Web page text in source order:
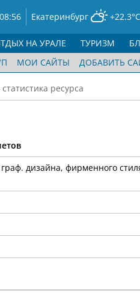
08:56 Екатеринбург +22.3°C
НА УРАЛЕ ТУРИЗМ
МОИ САЙТЫ ДОБАВИТЬ
ресурса
дизайна, фирменного